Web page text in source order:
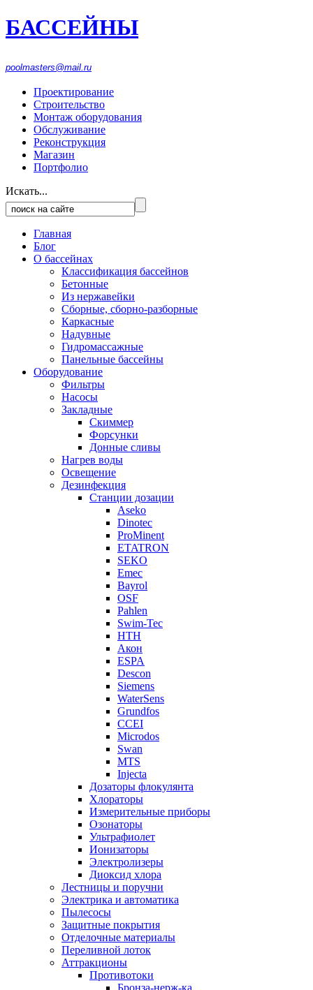
БАССЕЙНЫ
poolmasters@mail.ru
Проектирование
Строительство
Монтаж оборудования
Обслуживание
Реконструкция
Магазин
Портфолио
Искать...
Главная
Блог
О бассейнах
Классификация бассейнов
Бетонные
Из нержавейки
Сборные, сборно-разборные
Каркасные
Надувные
Гидромассажные
Панельные бассейны
Оборудование
Фильтры
Насосы
Закладные
Скиммер
Форсунки
Донные сливы
Нагрев воды
Освещение
Дезинфекция
Станции дозации
Aseko
Dinotec
ProMinent
ETATRON
SEKO
Emec
Bayrol
OSF
Pahlen
Swim-Tec
НТН
Акон
ESPA
Descon
Siemens
WaterSens
Grundfos
CCEI
Microdos
Swan
MTS
Injecta
Дозаторы флокулянта
Хлораторы
Измерительные приборы
Озонаторы
Ультрафиолет
Ионизаторы
Электролизеры
Диоксид хлора
Лестницы и поручни
Электрика и автоматика
Пылесосы
Защитные покрытия
Отделочные материалы
Переливной лоток
Аттракционы
Противотоки
Бронза-нерж-ка